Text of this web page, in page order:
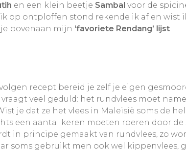
en een klein beetje Sambal voor de
op ontploffen stond rekende ik af en wist
bovenaan mijn ‘favoriete Rendang’ lijst
recept bereid je zelf je eigen
veel geduld: het rundvlees moet
je dat ze het vlees in Maleisië soms de
een aantal keren moeten roeren door de
in principe gemaakt van rundvlees, zo
soms gebruikt men ook wel kippenvlees,